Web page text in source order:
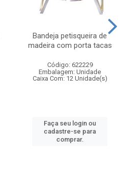
Bandeja petisqueira de
madeira com porta tacas
Código: 622229
Embalagem: Unidade
Caixa Com: 12 Unidade(s)
Faça seu login ou
cadastre-se para
comprar.